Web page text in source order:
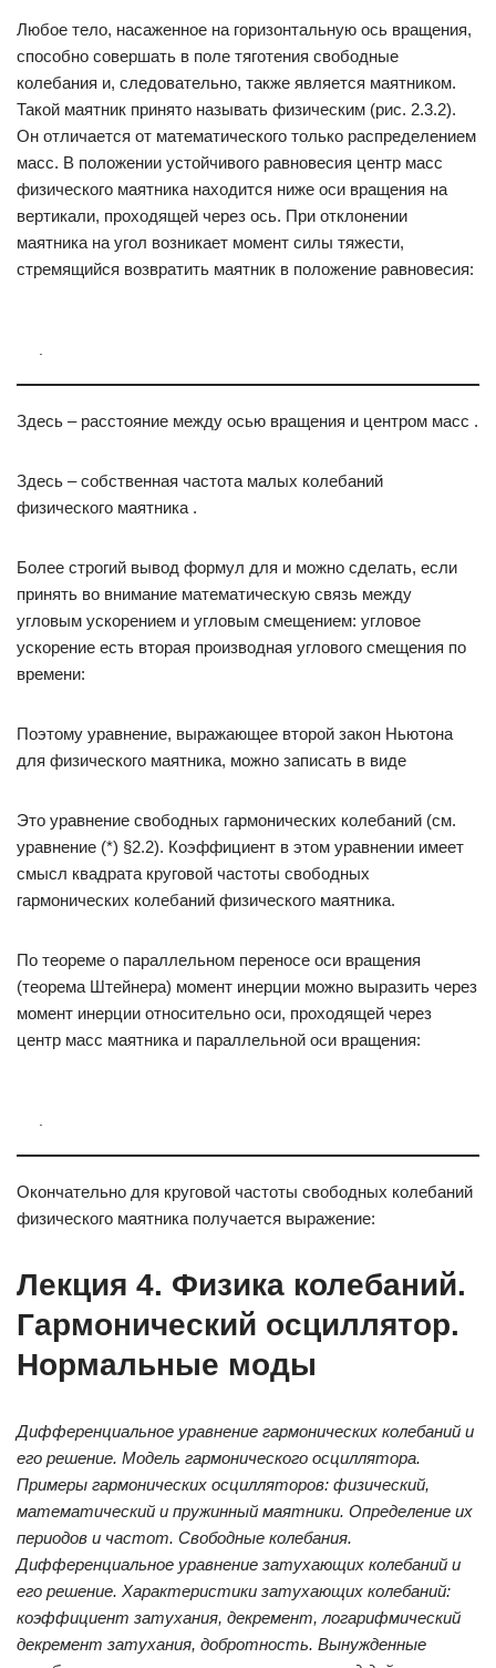
Любое тело, насаженное на горизонтальную ось вращения,
способно совершать в поле тяготения свободные
колебания и, следовательно, также является маятником.
Такой маятник принято называть физическим (рис. 2.3.2).
Он отличается от математического только распределением
масс. В положении устойчивого равновесия центр масс
физического маятника находится ниже оси вращения на
вертикали, проходящей через ось. При отклонении
маятника на угол возникает момент силы тяжести,
стремящийся возвратить маятник в положение равновесия:
.
Здесь – расстояние между осью вращения и центром масс .
Здесь – собственная частота малых колебаний
физического маятника .
Более строгий вывод формул для и можно сделать, если
принять во внимание математическую связь между
угловым ускорением и угловым смещением: угловое
ускорение есть вторая производная углового смещения по
времени:
Поэтому уравнение, выражающее второй закон Ньютона
для физического маятника, можно записать в виде
Это уравнение свободных гармонических колебаний (см.
уравнение (*) §2.2). Коэффициент в этом уравнении имеет
смысл квадрата круговой частоты свободных
гармонических колебаний физического маятника.
По теореме о параллельном переносе оси вращения
(теорема Штейнера) момент инерции можно выразить через
момент инерции относительно оси, проходящей через
центр масс маятника и параллельной оси вращения:
.
Окончательно для круговой частоты свободных колебаний
физического маятника получается выражение:
Лекция 4. Физика колебаний.
Гармонический осциллятор.
Нормальные моды
Дифференциальное уравнение гармонических колебаний и
его решение. Модель гармонического осциллятора.
Примеры гармонических осцилляторов: физический,
математический и пружинный маятники. Определение их
периодов и частот. Свободные колебания.
Дифференциальное уравнение затухающих колебаний и
его решение. Характеристики затухающих колебаний:
коэффициент затухания, декремент, логарифмический
декремент затухания, добротность. Вынужденные